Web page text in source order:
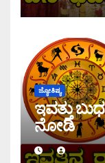
ಜ್ಯೋತಿಷ್ಯ
ಇವತ್ತು
ನೋಡಿ